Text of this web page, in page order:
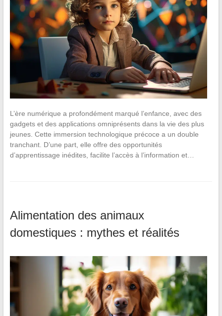
L’ère numérique a profondément marqué l’enfance, avec des
gadgets et des applications omniprésents dans la vie des plus
jeunes. Cette immersion technologique précoce a un double
tranchant. D’une part, elle offre des opportunités
d’apprentissage inédites, facilite l’accès à l’information et…
Alimentation des animaux
domestiques : mythes et réalités